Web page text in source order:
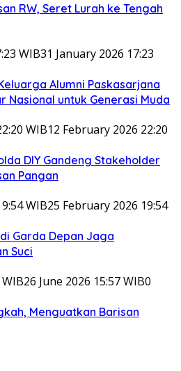
RW, Seret Lurah ke Tengah
WIB31 January 2026 17:23
Alumni Paskasarjana
Nasional untuk Generasi Muda
WIB12 February 2026 22:20
DIY Gandeng Stakeholder
Pangan
WIB25 February 2026 19:54
Garda Depan Jaga
Suci
26 June 2026 15:57 WIB0
Menguatkan Barisan